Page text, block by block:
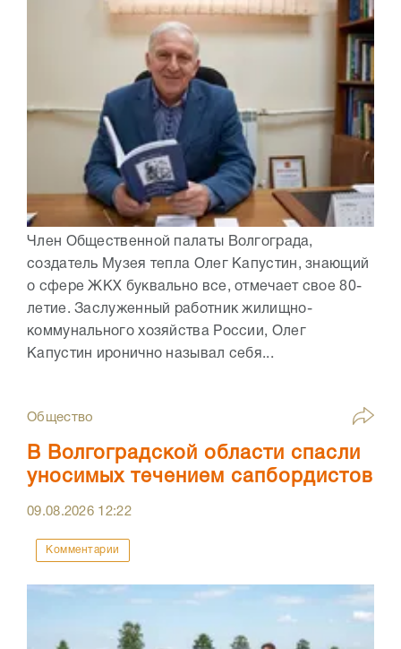
Член Общественной палаты Волгограда,
создатель Музея тепла Олег Капустин, знающий
о сфере ЖКХ буквально все, отмечает свое 80-
летие. Заслуженный работник жилищно-
коммунального хозяйства России, Олег
Капустин иронично называл себя...
Общество
В Волгоградской области спасли
уносимых течением сапбордистов
09.08.2026 12:22
Комментарии